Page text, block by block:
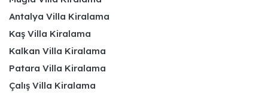
Antalya Villa Kiralama
Kaş Villa Kiralama
Kalkan Villa Kiralama
Patara Villa Kiralama
Çalış Villa Kiralama